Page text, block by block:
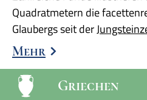
Quadratmetern die
Glaubergs seit der
Mehr
Griechen